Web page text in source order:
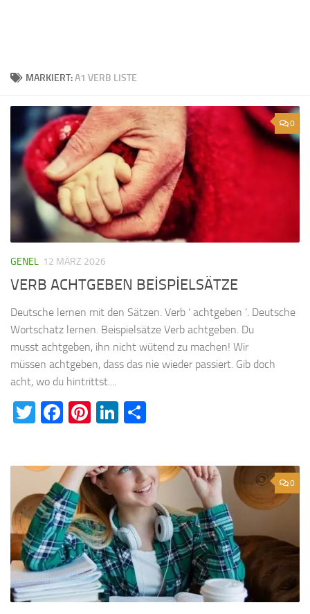
MARKIERT:A1 VERB LISTE
0
GENEL 12 MÄRZ 2026
VERB ACHTGEBEN BEİSPİELSÄTZE
Deutsche lernen mit den Sätzen. Verb ‘ achtgeben ’. Deutsche
Wortschatz lernen. Beispielsätze Verb achtgeben. Du
musst achtgeben, ihn nicht wütend zu machen! Wir
müssen achtgeben, dass das nie wieder passiert. Gib doch
acht, wo du hintrittst....
Twitter
Facebook
Pinterest
LinkedIn
0